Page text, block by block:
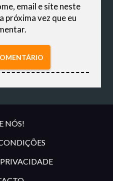
email e site neste
próxima vez que eu
NÓS!